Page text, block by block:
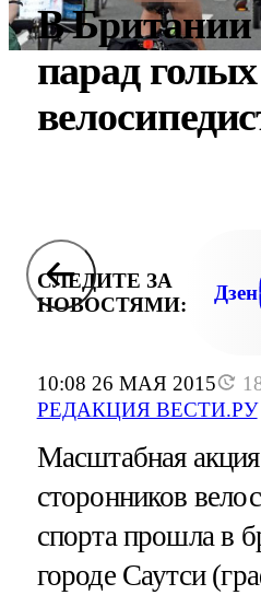
10:08 26 МАЯ 2015
РЕДАКЦИЯ ВЕСТИ.РУ
В
парад голых
СЛЕДИТЕ ЗА
НОВОСТЯМИ:
Дзен
Масштабная
сторонников
спорта прошла в
городе Саутси